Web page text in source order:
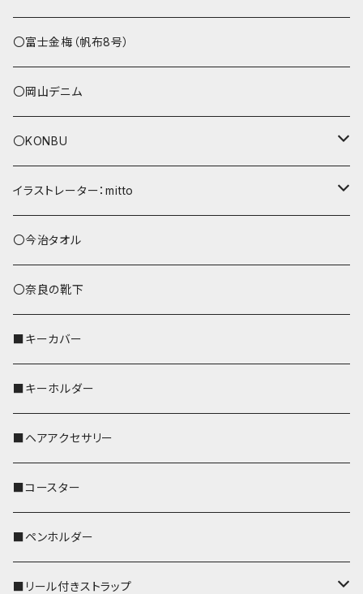
その他
〇富士金梅（帆布8号）
〇岡山デニム
〇KONBU
ショルダーバッグ
あずまバッグ
トートバッグ（L）
バッグインバッグ
イラストレーター：mitto
シマエナガ
ハシビロコウ
オカメインコ
歌うオカメちゃん
おかめ３兄弟
セキセイインコ
文鳥
鹿
ペンギン
〇今治タオル
〇奈良の靴下
■キーカバー
■キーホルダー
■ヘアアクセサリー
■コースター
■ペンホルダー
■リール付きストラップ